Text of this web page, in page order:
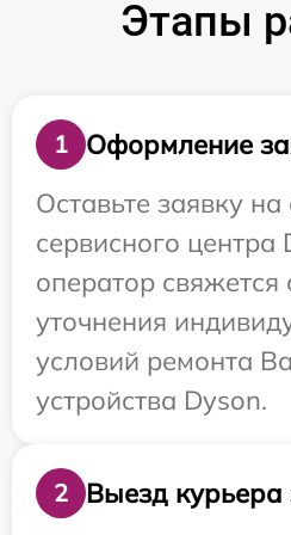
Этапы
1
Оформление
Оставьте заявку на
сервисного
оператор
уточнения
условий ремонта
устройства Dyson.
2 Выезд курьера